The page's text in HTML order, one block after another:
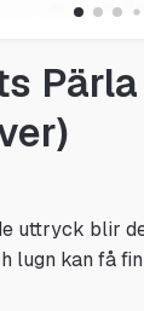
uttryck blir
lugn kan få